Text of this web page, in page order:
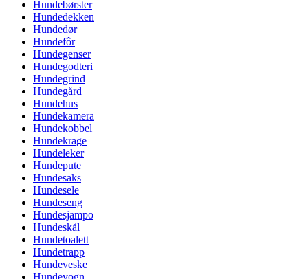
Hundebørster
Hundedekken
Hundedør
Hundefôr
Hundegenser
Hundegodteri
Hundegrind
Hundegård
Hundehus
Hundekamera
Hundekobbel
Hundekrage
Hundeleker
Hundepute
Hundesaks
Hundesele
Hundeseng
Hundesjampo
Hundeskål
Hundetoalett
Hundetrapp
Hundeveske
Hundevogn